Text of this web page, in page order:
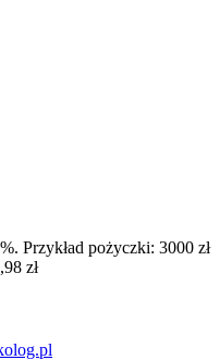
Przykład pożyczki: 3000 zł
zł